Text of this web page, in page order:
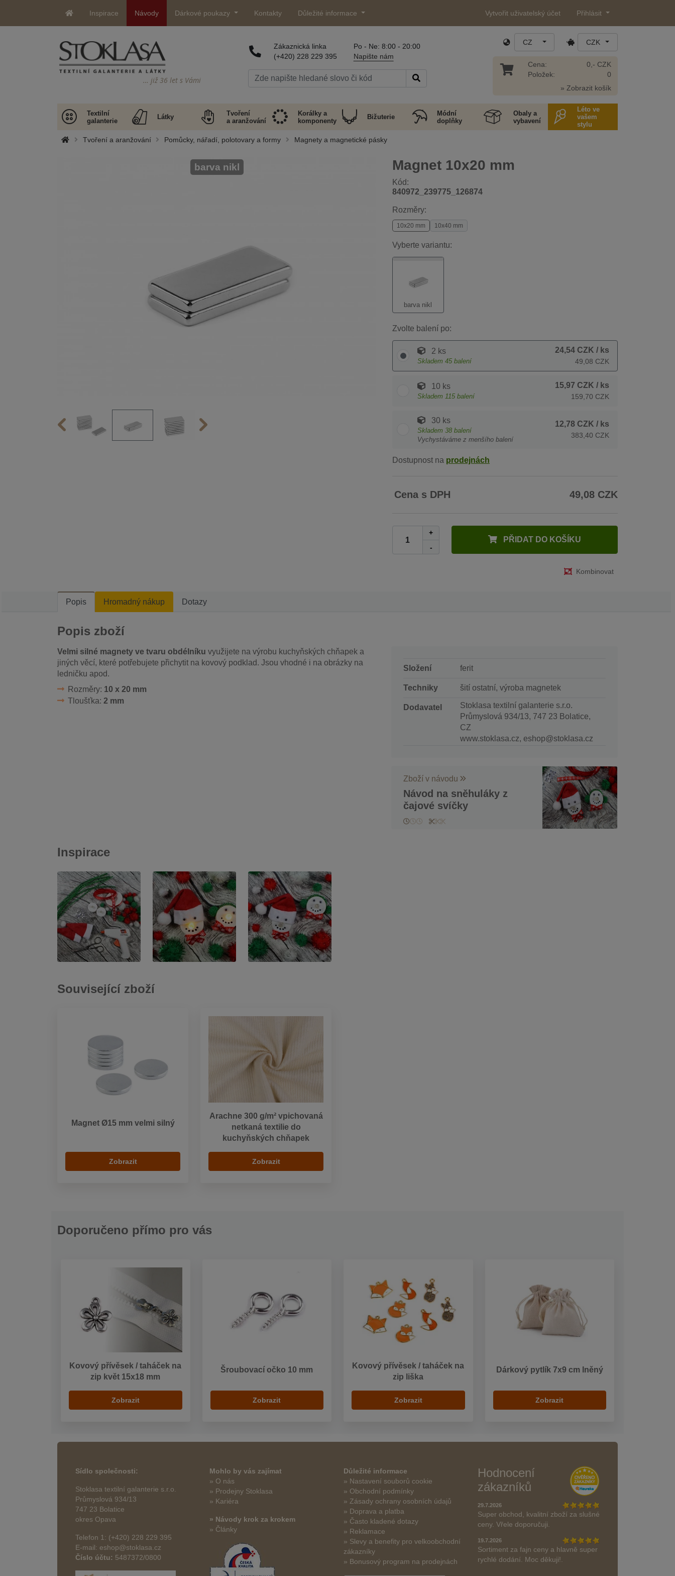
Inspirace Návody Dárkové poukazy Kontakty Důležité informace Vytvořit uživatelský účet Přihlásit
… již 36 let s Vámi
Zákaznická linka
(+420) 228 229 395
Po - Ne: 8:00 - 20:00
Napište nám
CZ CZK
Cena:
Položek:
0,- CZK
0
» Zobrazit košík
Textilní
galanterie
Látky
Tvoření
a aranžování
Korálky a
komponenty
Bižuterie
Módní
doplňky
Obaly a
vybavení
Léto ve
vašem
stylu
Tvoření a aranžování Pomůcky, nářadí, polotovary a formy Magnety a magnetické pásky
Magnet 10x20 mm
Kód:
840972_239775_126874
barva nikl
Rozměry:
10x20 mm 10x40 mm
Vyberte variantu:
barva nikl
Zvolte balení po:
2 ks
Skladem 45 balení
24,54 CZK / ks
49,08 CZK
10 ks
Skladem 115 balení
15,97 CZK / ks
159,70 CZK
30 ks
Skladem 38 balení
Vychystáváme z menšího balení
12,78 CZK / ks
383,40 CZK
Dostupnost na prodejnách
Cena s DPH 49,08 CZK
+
-
PŘIDAT DO KOŠÍKU
Kombinovat
Popis Hromadný nákup Dotazy
Popis zboží
Velmi silné magnety ve tvaru obdélníku využijete na výrobu kuchyňských chňapek a
jiných věcí, které potřebujete přichytit na kovový podklad. Jsou vhodné i na obrázky na
ledničku apod.
Rozměry: 10 x 20 mm
Tloušťka: 2 mm
Složení ferit
Techniky šití ostatní, výroba magnetek
Dodavatel
Stoklasa textilní galanterie s.r.o.
Průmyslová 934/13, 747 23 Bolatice,
CZ
www.stoklasa.cz, eshop@stoklasa.cz
Zboží v návodu
Návod na sněhuláky z
čajové svíčky
Inspirace
Související zboží
Magnet Ø15 mm velmi silný
Zobrazit
Arachne 300 g/m² vpichovaná
netkaná textilie do
kuchyňských chňapek
Zobrazit
Doporučeno přímo pro vás
Kovový přívěsek / taháček na
zip květ 15x18 mm
Zobrazit
Šroubovací očko 10 mm
Zobrazit
Kovový přívěsek / taháček na
zip liška
Zobrazit
Dárkový pytlík 7x9 cm lněný
Zobrazit
Sídlo společnosti:
Stoklasa textilní galanterie s.r.o.
Průmyslová 934/13
747 23 Bolatice
okres Opava
Telefon 1: (+420) 228 229 395
E-mail: eshop@stoklasa.cz
Číslo účtu: 5487372/0800
Mohlo by vás zajímat
» O nás
» Prodejny Stoklasa
» Kariéra
» Návody krok za krokem
» Články
Důležité informace
» Nastavení souborů cookie
» Obchodní podmínky
» Zásady ochrany osobních údajů
» Doprava a platba
» Často kladené dotazy
» Reklamace
» Slevy a benefity pro velkoobchodní
zákazníky
» Bonusový program na prodejnách
Hodnocení
zákazníků
29.7.2026
Super obchod, kvalitní zboží za slušné
ceny. Vřele doporučuji.
19.7.2026
Sortiment za fajn ceny a hlavně super
rychlé dodání. Moc děkuji!.